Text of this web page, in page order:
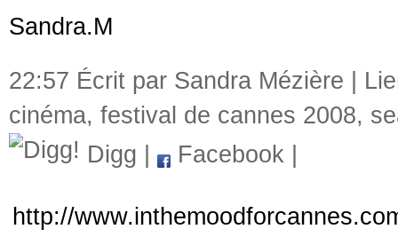
Sandra.M
22:57 Écrit par Sandra Mézière |
cinéma, festival de cannes 2008,
Digg
Facebook
http://